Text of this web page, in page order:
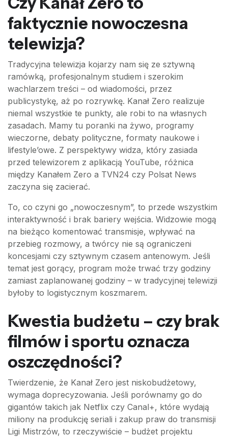
faktycznie nowoczesna
telewizja?
Tradycyjna telewizja kojarzy nam się ze sztywną
ramówką, profesjonalnym studiem i szerokim
wachlarzem treści – od wiadomości, przez
publicystykę, aż po rozrywkę. Kanał Zero realizuje
niemal wszystkie te punkty, ale robi to na własnych
zasadach. Mamy tu poranki na żywo, programy
wieczorne, debaty polityczne, formaty naukowe i
lifestyle’owe. Z perspektywy widza, który zasiada
przed telewizorem z aplikacją YouTube, różnica
między Kanałem Zero a TVN24 czy Polsat News
zaczyna się zacierać.
To, co czyni go „nowoczesnym”, to przede wszystkim
interaktywność i brak bariery wejścia. Widzowie mogą
na bieżąco komentować transmisje, wpływać na
przebieg rozmowy, a twórcy nie są ograniczeni
koncesjami czy sztywnym czasem antenowym. Jeśli
temat jest gorący, program może trwać trzy godziny
zamiast zaplanowanej godziny – w tradycyjnej telewizji
byłoby to logistycznym koszmarem.
Kwestia budżetu – czy brak
filmów i sportu oznacza
oszczędności?
Twierdzenie, że Kanał Zero jest niskobudżetowy,
wymaga doprecyzowania. Jeśli porównamy go do
gigantów takich jak Netflix czy Canal+, które wydają
miliony na produkcję seriali i zakup praw do transmisji
Ligi Mistrzów, to rzeczywiście – budżet projektu